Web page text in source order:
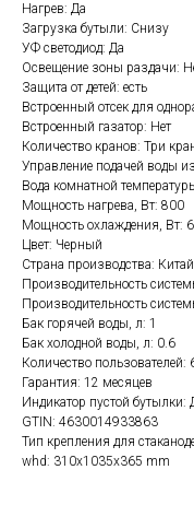
Нагрев: Да
Загрузка бутыли: Снизу
УФ светодиод: Да
Освещение зоны раздачи:
Защита от детей: есть
Встроенный отсек для
Встроенный газатор: Нет
Количество кранов: Три
Управление подачей воды
Вода комнатной
Мощность нагрева, Вт: 800
Мощность охлаждения, Вт:
Цвет: Черный
Страна производства: Китай
Производительность
Производительность
Бак горячей воды, л: 1
Бак холодной воды, л: 0.6
Количество пользователей:
Гарантия: 12 месяцев
Индикатор пустой бутылки:
GTIN: 4630014933863
Тип крепления для
whd: 310x1035x365 mm